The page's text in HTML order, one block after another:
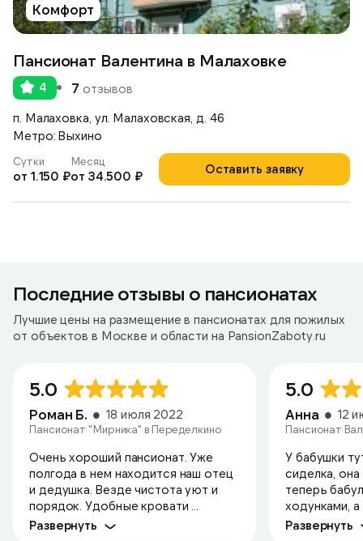
Комфорт
Пансионат Валентина в Малаховке
4 7 отзывов
п. Малаховка, ул. Малаховская, д. 46
Метро: Выхино
Оставить заявку
Сутки
от 1.150 ₽
Месяц
от 34.500 ₽
Последние отзывы о пансионатах
Лучшие цены на размещение в пансионатах для пожилых
от объектов в Москве и области на PansionZaboty.ru
5.0
Роман Б. 18 июля 2022
Пансионат "Мирника" в Переделкино
Очень хороший пансионат. Уже
полгода в нем находится наш отец
и дедушка. Везде чистота уют и
порядок. Удобные кровати ...
Развернуть
5.0
Анна 12
Пансионат
У бабушки
сиделка,
теперь
ходунками,
Развернуть